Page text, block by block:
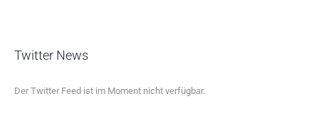
Twitter News
Der Twitter Feed ist im Moment nicht verfügbar.